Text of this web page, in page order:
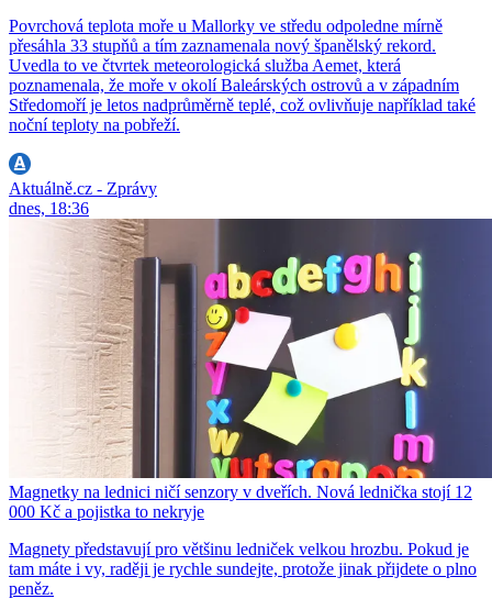
Povrchová teplota moře u Mallorky ve středu odpoledne mírně
přesáhla 33 stupňů a tím zaznamenala nový španělský rekord.
Uvedla to ve čtvrtek meteorologická služba Aemet, která
poznamenala, že moře v okolí Baleárských ostrovů a v západním
Středomoří je letos nadprůměrně teplé, což ovlivňuje například také
noční teploty na pobřeží.
Aktuálně.cz - Zprávy
dnes, 18:36
Magnetky na lednici ničí senzory v dveřích. Nová lednička stojí 12
000 Kč a pojistka to nekryje
Magnety představují pro většinu ledniček velkou hrozbu. Pokud je
tam máte i vy, raději je rychle sundejte, protože jinak přijdete o plno
peněz.